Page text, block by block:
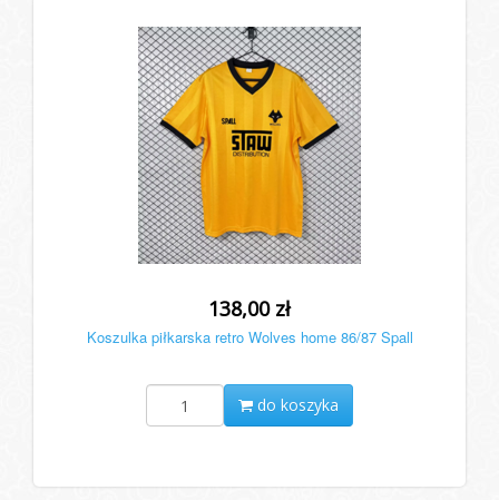
138,00 zł
Koszulka piłkarska retro Wolves home 86/87 Spall
do koszyka